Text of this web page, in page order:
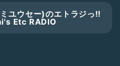
663038d1d570aa55426840
ユウセー)のエトラジっ‼︎
Etc RADIO